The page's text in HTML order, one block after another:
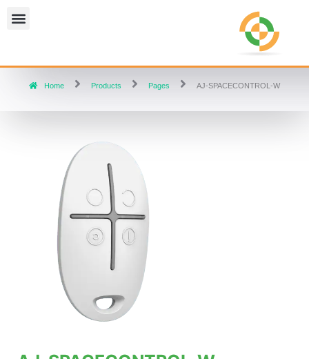
Home Products Pages AJ-SPACECONTROL-W